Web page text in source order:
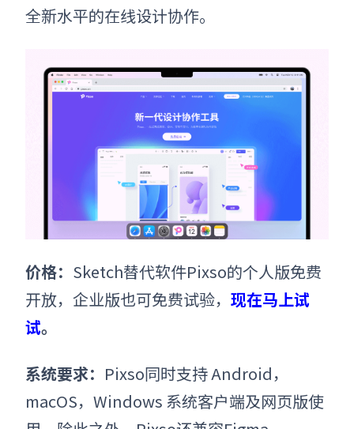
全新水平的在线设计协作。
价格： Sketch替代软件Pixso的个人版免费
开放，企业版也可免费试验， 现在马上试
试。
系统要求： Pixso同时支持 Android，
macOS，Windows 系统客户端及网页版使